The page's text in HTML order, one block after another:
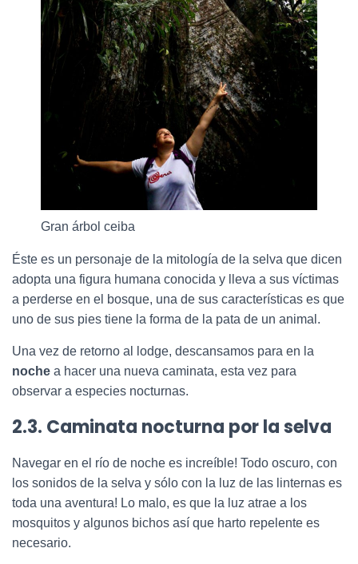
Gran árbol ceiba
Éste es un personaje de la mitología de la selva que dicen
adopta una figura humana conocida y lleva a sus víctimas
a perderse en el bosque, una de sus características es que
uno de sus pies tiene la forma de la pata de un animal.
Una vez de retorno al lodge, descansamos para en la
noche a hacer una nueva caminata, esta vez para
observar a especies nocturnas.
2.3. Caminata nocturna por la selva
Navegar en el río de noche es increíble! Todo oscuro, con
los sonidos de la selva y sólo con la luz de las linternas es
toda una aventura! Lo malo, es que la luz atrae a los
mosquitos y algunos bichos así que harto repelente es
necesario.